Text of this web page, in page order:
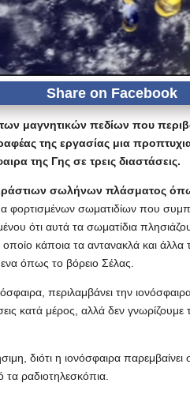
μαγνητικών πεδίων που
της εργασίας μια
της Γης σε τρεις διαστάσεις.
σωλήνων πλάσματος
φορτισμένων σωματιδίων που
ότι αυτά τα σωματίδια
κάποια τα αντανακλά και
όπως το βόρειο Σέλας.
περιλαμβάνει την
κατά μέρος, αλλά δεν
διότι η ιονόσφαιρα
τα ραδιοτηλεσκόπια.